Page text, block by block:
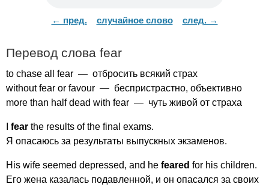
← пред. случайное слово след. →
Перевод слова fear
to chase all fear — отбросить всякий страх
without fear or favour — беспристрастно, объективно
more than half dead with fear — чуть живой от страха
fear the results of the final exams.
Я опасаюсь за результаты выпускных экзаменов.
His wife seemed depressed, and he feared for his children.
Его жена казалась подавленной, и он опасался за своих